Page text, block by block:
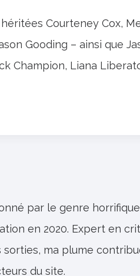
Courteney Cox,
Gooding – ainsi que
Champion, Liana
par le genre
en 2020. Expert en
sorties, ma plume
du site.